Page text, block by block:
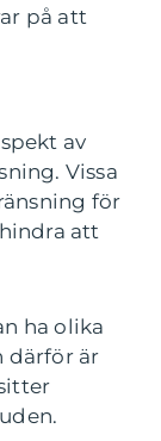
på att
av
Vissa
för
att
ha olika
därför är